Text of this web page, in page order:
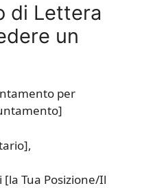
di Lettera
un
per
Tua Posizione/Il